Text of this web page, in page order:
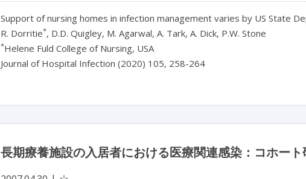
Support of nursing homes in infection management varies by US State
R. Dorritie*, D.D. Quigley, M. Agarwal, A. Tark, A. Dick, P.W. Stone
*Helene Fuld College of Nursing, USA
Journal of Hospital Infection (2020) 105, 258-264
長期療養施設の入居者における医療関連感染：コホー